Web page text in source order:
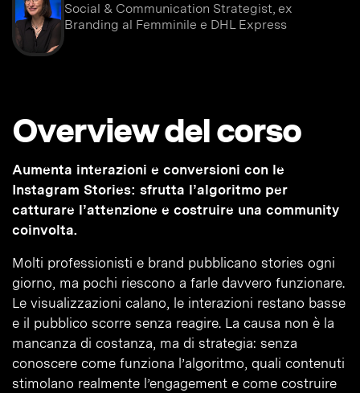
Social & Communication Strategist, ex
Branding al Femminile e DHL Express
Overview del corso
Aumenta interazioni e conversioni con le
Instagram Stories: sfrutta l’algoritmo per
catturare l’attenzione e costruire una community
coinvolta.
Molti professionisti e brand pubblicano stories ogni
giorno, ma pochi riescono a farle davvero funzionare.
Le visualizzazioni calano, le interazioni restano basse
e il pubblico scorre senza reagire. La causa non è la
mancanza di costanza, ma di strategia: senza
conoscere come funziona l’algoritmo, quali contenuti
stimolano realmente l’engagement e come costruire